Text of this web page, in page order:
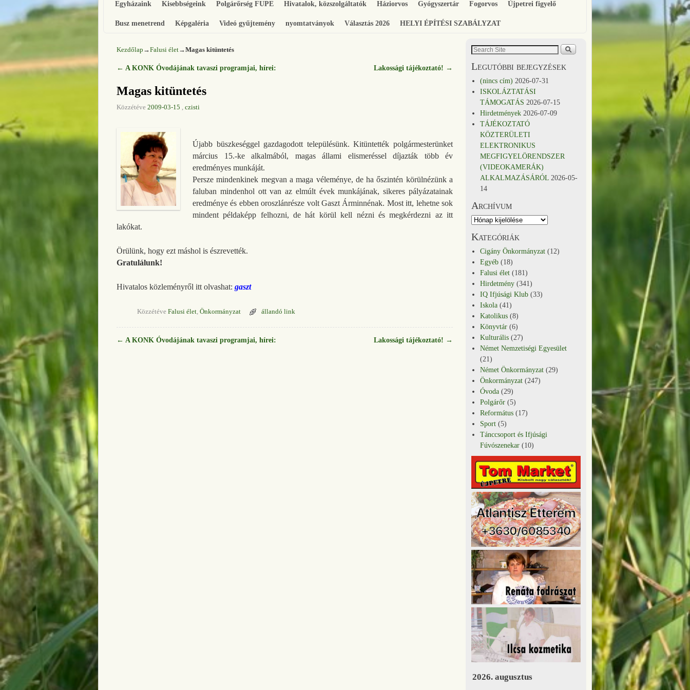
Egyházaink Kisebbségeink Polgárőrség FUPE Hivatalok, közszolgáltatók Háziorvos Gyógyszertár Fogorvos Újpetrei figyelő
Busz menetrend Képgaléria Videó gyűjtemény nyomtatványok Választás 2026 HELYI ÉPÍTÉSI SZABÁLYZAT
Kezdőlap →Falusi élet→Magas kitüntetés
Bejegyzés navigáció
← A KONK Óvodájának tavaszi programjai, hírei: Lakossági tájékoztató! →
Magas kitüntetés
Közzétéve 2009-03-15 , czisti
Újabb büszkeséggel gazdagodott településünk. Kitüntették polgármesterünket
március 15.-ke alkalmából, magas állami elismeréssel díjazták több év
eredményes munkáját.
Persze mindenkinek megvan a maga véleménye, de ha őszintén körülnézünk a
faluban mindenhol ott van az elmúlt évek munkájának, sikeres pályázatainak
eredménye és ebben oroszlánrésze volt Gaszt Árminnénak. Most itt, lehetne sok
mindent példaképp felhozni, de hát körül kell nézni és megkérdezni az itt
lakókat.
Örülünk, hogy ezt máshol is észrevették.
Gratulálunk!
Hivatalos közleményről itt olvashat: gaszt
Közzétéve Falusi élet, Önkormányzat állandó link
Bejegyzés navigáció
← A KONK Óvodájának tavaszi programjai, hírei: Lakossági tájékoztató! →
Legutóbbi bejegyzések
(nincs cím) 2026-07-31
ISKOLÁZTATÁSI
TÁMOGATÁS 2026-07-15
Hirdetmények 2026-07-09
TÁJÉKOZTATÓ
KÖZTERÜLETI
ELEKTRONIKUS
MEGFIGYELÖRENDSZER
(VIDEOKAMERÁK)
ALKALMAZÁSÁRÓL 2026-05-
14
Archívum
Kategóriák
Cigány Önkormányzat (12)
Egyéb (18)
Falusi élet (181)
Hirdetmény (341)
IQ Ifjúsági Klub (33)
Iskola (41)
Katolikus (8)
Könyvtár (6)
Kulturális (27)
Német Nemzetiségi Egyesület
(21)
Német Önkormányzat (29)
Önkormányzat (247)
Óvoda (29)
Polgárőr (5)
Református (17)
Sport (5)
Tánccsoport és Ifjúsági
Fúvószenekar (10)
2026. augusztus